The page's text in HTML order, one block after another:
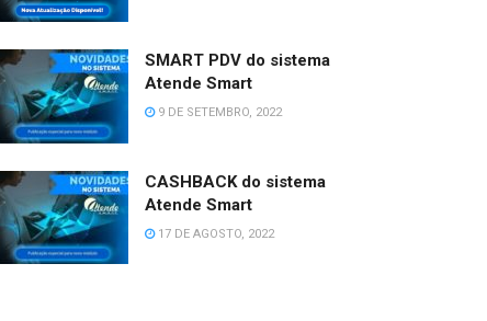
SMART PDV do sistema
Atende Smart
9 DE SETEMBRO, 2022
CASHBACK do sistema
Atende Smart
17 DE AGOSTO, 2022